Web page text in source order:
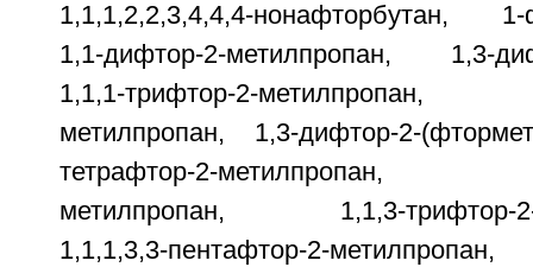
1,1,1,2,2,3,4,4,4-нонафторбутан, 1-
1,1-дифтор-2-метилпропан, 1,3-
1,1,1-трифтор-2-
метилпропан, 1,3-дифтор-2-
тетрафтор-2-метилпропан,
метилпропан, 1,1,3-трифтор-2-
1,1,1,3,3-пентафтор-2-метилпропан,